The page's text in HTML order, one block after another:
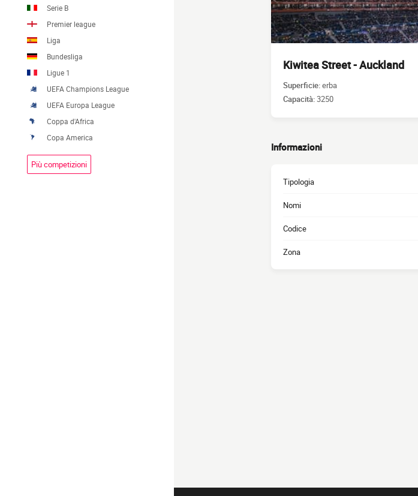
Serie B
Premier league
Liga
Bundesliga
Ligue 1
UEFA Champions League
UEFA Europa League
Coppa d'Africa
Copa America
Più competizioni
Kiwitea Street - Auckland
Superficie:erba
Capacità:3250
Informazioni
Tipologia
Nomi
Codice
Zona